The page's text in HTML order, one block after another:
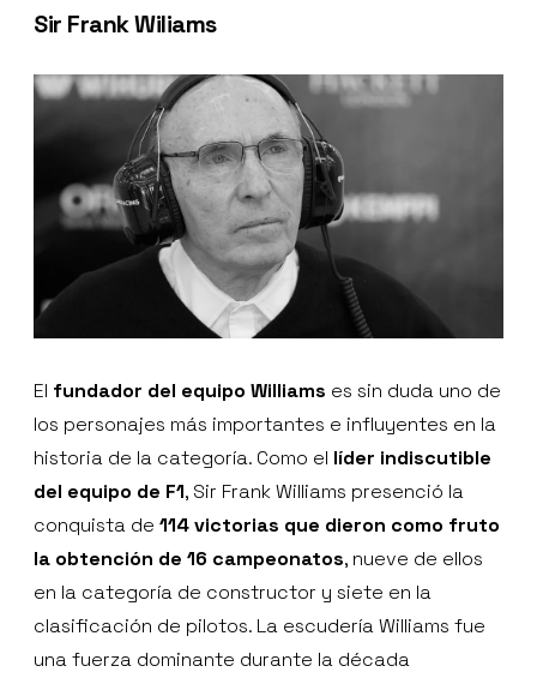
Sir Frank Wiliams
El fundador del equipo Williams es sin duda uno de
los personajes más importantes e influyentes en la
historia de la categoría. Como el líder indiscutible
del equipo de F1, Sir Frank Williams presenció la
conquista de 114 victorias que dieron como fruto
la obtención de 16 campeonatos, nueve de ellos
en la categoría de constructor y siete en la
clasificación de pilotos. La escudería Williams fue
una fuerza dominante durante la década